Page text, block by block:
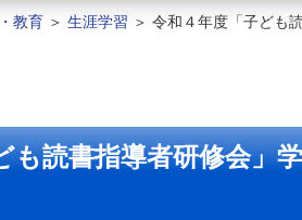
教育 ＞ 生涯学習 ＞ 令和４年度「子ども
も読書指導者研修会」